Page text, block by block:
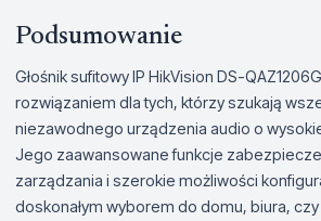
Podsumowanie
Głośnik sufitowy IP HikVision DS-
rozwiązaniem dla tych, którzy szukają
niezawodnego urządzenia audio o
Jego zaawansowane funkcje
zarządzania i szerokie możliwości
doskonałym wyborem do domu, biura,